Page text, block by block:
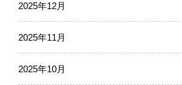
2025年12月
2025年11月
2025年10月